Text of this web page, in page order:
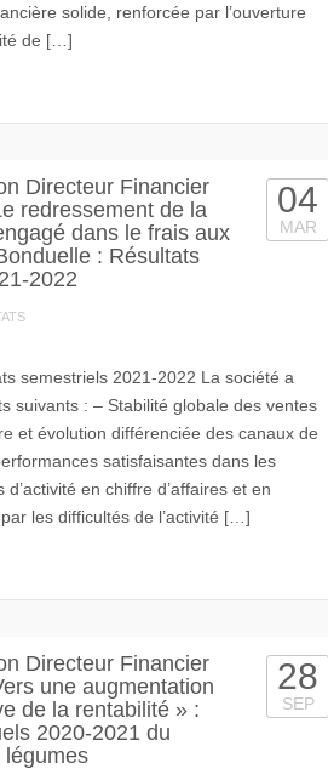
solide, renforcée par l’ouverture
de […]
Directeur Financier
redressement de la
dans le frais aux
: Résultats
2022
04
MAR
semestriels 2021-2022 La société a
suivants : – Stabilité globale des ventes
et évolution différenciée des canaux de
satisfaisantes dans les
en chiffre d’affaires et en
les difficultés de l’activité […]
Directeur Financier
une augmentation
de la rentabilité » :
2020-2021 du
légumes
28
SEP